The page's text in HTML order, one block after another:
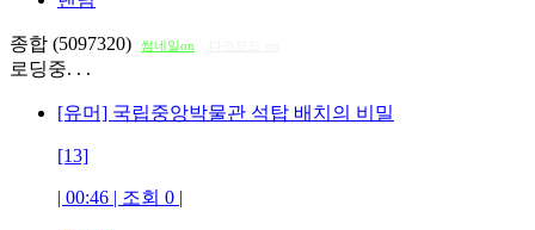
종합 (5097320) 썸네일on
로딩중. . .
[유머] 국립중앙박물관 석탑 배치의 비밀
[13]
| 00:46 | 조회 0 |